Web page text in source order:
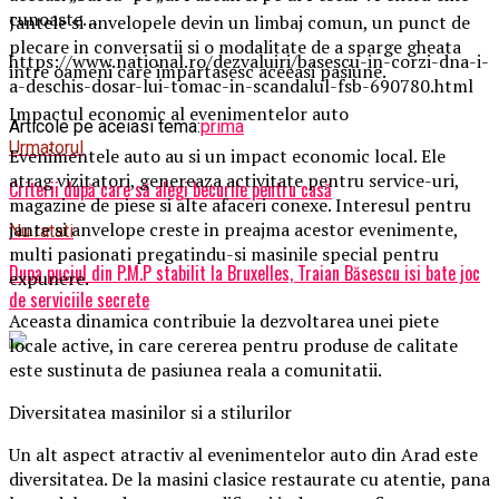
cunoaste…
https://www.national.ro/dezvaluiri/basescu-in-corzi-dna-i-
a-deschis-dosar-lui-tomac-in-scandalul-fsb-690780.html
Articole pe aceiasi tema:prima
Urmatorul
Criterii după care să alegi becurile pentru casă
Nu ratati
Dupa puciul din P.M.P stabilit la Bruxelles, Traian Băsescu isi bate joc
de serviciile secrete
Jantele si anvelopele devin un limbaj comun, un punct de
plecare in conversatii si o modalitate de a sparge gheata
intre oameni care impartasesc aceeasi pasiune.
Impactul economic al evenimentelor auto
Evenimentele auto au si un impact economic local. Ele
atrag vizitatori, genereaza activitate pentru service-uri,
magazine de piese si alte afaceri conexe. Interesul pentru
jante si anvelope creste in preajma acestor evenimente,
multi pasionati pregatindu-si masinile special pentru
expunere.
Aceasta dinamica contribuie la dezvoltarea unei piete
locale active, in care cererea pentru produse de calitate
este sustinuta de pasiunea reala a comunitatii.
Diversitatea masinilor si a stilurilor
Un alt aspect atractiv al evenimentelor auto din Arad este
diversitatea. De la masini clasice restaurate cu atentie, pana